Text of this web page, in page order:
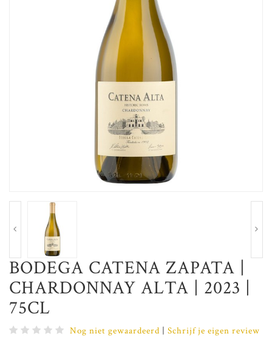
BODEGA CATENA ZAPATA |
CHARDONNAY ALTA | 2023 |
75CL
Nog niet gewaardeerd | Schrijf je eigen review